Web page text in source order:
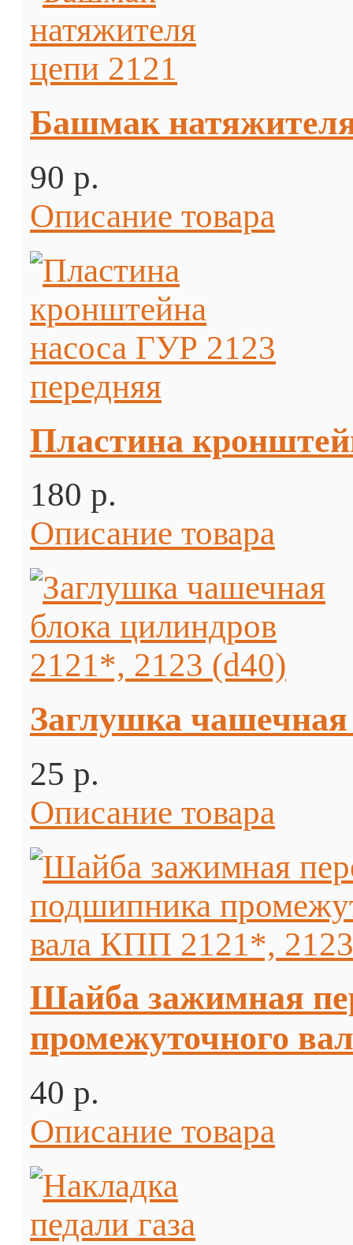
Башмак
90 p.
Описание товара
Пластина
180 p.
Описание товара
Заглушка чашечная
25 p.
Описание товара
Шайба зажимная
промежуточного
40 p.
Описание товара